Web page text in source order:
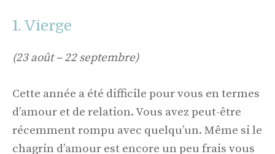
1. Vierge
(23 août – 22 septembre)
Cette année a été difficile pour vous en termes
d’amour et de relation. Vous avez peut-être
récemment rompu avec quelqu’un. Même si le
chagrin d’amour est encore un peu frais vous